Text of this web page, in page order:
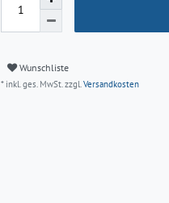
Wunschliste
* inkl. ges. MwSt. zzgl.Versandkosten